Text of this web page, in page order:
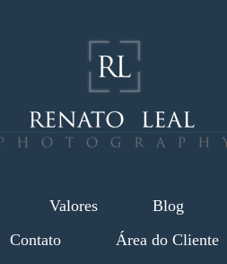
Valores Blog
Contato
Área do Cliente